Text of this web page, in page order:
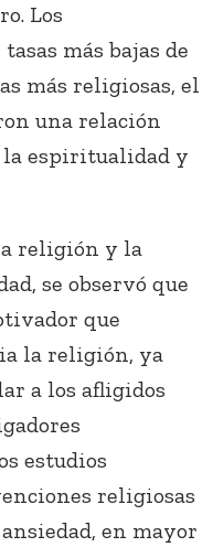
Los
más bajas de
más religiosas, el
una relación
espiritualidad y
religión y la
se observó que
que
la religión, ya
a los afligidos
estudios
religiosas
en mayor